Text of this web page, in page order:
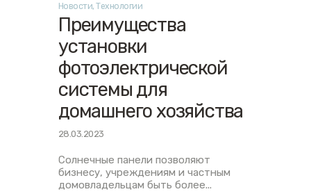
Русский
Новости,Технологии
Преимущества
установки
фотоэлектрической
системы для
домашнего хозяйства
28.03.2023
Солнечные панели позволяют
бизнесу, учреждениям и частным
домовладельцам быть более...